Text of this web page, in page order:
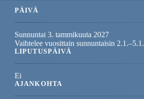
PÄIVÄ
Sunnuntai 3. tammikuuta 2027
Vaihtelee vuosittain sunnuntaisin 2.1.–5.1.
LIPUTUSPÄIVÄ
Ei
AJANKOHTA